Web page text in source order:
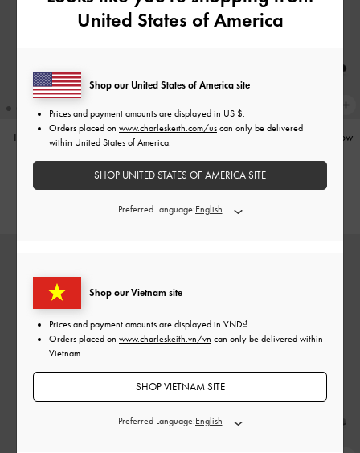
Túi tote hình thang Baral-Nâu Xám
2,790,000
Giày sandals cao gót Satin Printed-Bow
1,850,000
United States of America
Shop our Vietnam site
Prices and payment amounts are displayed in VND .
Orders placed on www.charleskeith.vn/vn can only be delivered within
Vietnam.
SHOP VIETNAM SITE
Preferred Language:
Shop our United States of America site
Prices and payment amounts are displayed in US $
Orders placed on www.charleskeith.com/us can only be delivered
within United States of America.
SHOP UNITED STATES OF AMERICA SITE
Preferred Language: